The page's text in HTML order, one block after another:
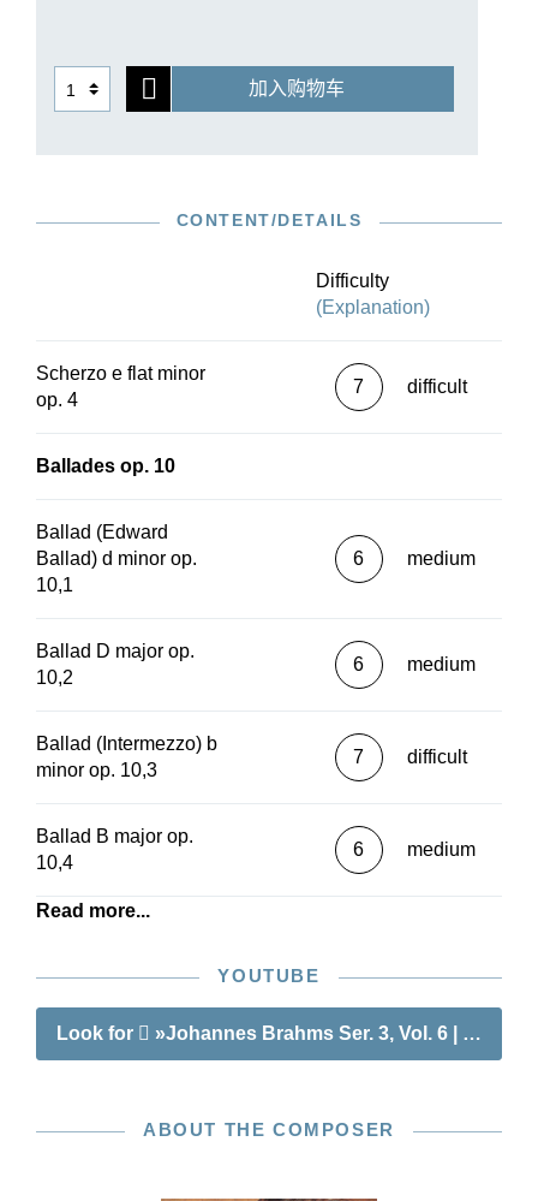
加入购物车
CONTENT/DETAILS
Difficulty
(Explanation)
Scherzo e flat minor
op. 4
7 difficult
Ballades op. 10
Ballad (Edward
Ballad) d minor op.
10,1
6 medium
Ballad D major op.
10,2
6 medium
Ballad (Intermezzo) b
minor op. 10,3
7 difficult
Ballad B major op.
10,4
6 medium
Read more...
YOUTUBE
Look for »Johannes Brahms Ser. 3, Vol. 6 | Piano
ABOUT THE COMPOSER